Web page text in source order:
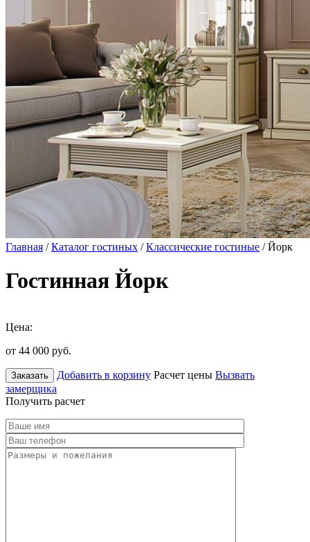
Главная /Каталог гостиных /Классические гостиные / Йорк
Гостинная Йорк
Цена:
от 44 000 руб.
Заказать Добавить в корзину Расчет цены Вызвать
замерщика
Получить расчет